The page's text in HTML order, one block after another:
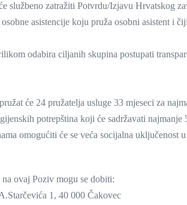
službeno zatražiti Potvrdu/Izjavu Hrvatskog
asistencije koju pruža osobni asistent
odabira ciljanih skupina postupati
će 24 pružatelja usluge 33 mjeseci za
potrepština koji će sadržavati
omogućiti će se veća socijalna
ovaj Poziv mogu se dobiti:
1, 40 000 Čakovec